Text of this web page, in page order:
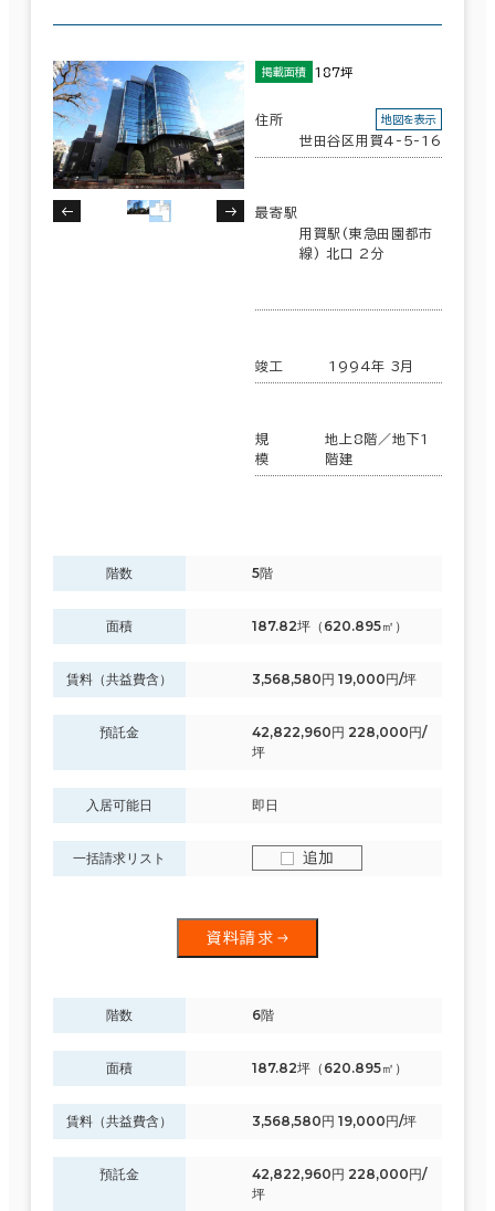
掲載面積 187坪
住所
世田谷区用賀4-5-16
地図を表示
最寄駅
用賀駅(東急田園都市
線) 北口 2分
竣工 1994年 3月
規
模
地上8階／地下1
階建
階数 5階
面積 187.82坪（620.895㎡）
賃料（共益費含） 3,568,580円 19,000円/坪
預託金
42,822,960円 228,000円/
坪
入居可能日 即日
一括請求リスト 追加
資料請求
階数 6階
面積 187.82坪（620.895㎡）
賃料（共益費含） 3,568,580円 19,000円/坪
預託金
42,822,960円 228,000円/
坪
エリアを追加・変更する
東京都下
東京23区 (3,786)
23室(21棟)
条件で絞り込む
現在の条件
人数
賃料選択（共益費含）
坪単価
駅徒歩
3分以内
入居可能時期
即入居可能
3か月以内